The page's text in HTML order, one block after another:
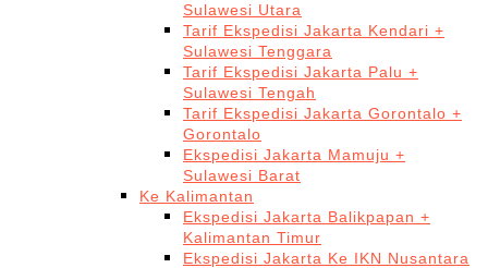
Sulawesi Utara
Tarif Ekspedisi Jakarta Kendari +
Sulawesi Tenggara
Tarif Ekspedisi Jakarta Palu +
Sulawesi Tengah
Tarif Ekspedisi Jakarta Gorontalo +
Gorontalo
Ekspedisi Jakarta Mamuju +
Sulawesi Barat
Ke Kalimantan
Ekspedisi Jakarta Balikpapan +
Kalimantan Timur
Ekspedisi Jakarta Ke IKN Nusantara